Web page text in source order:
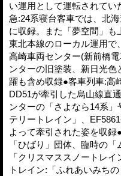
い運用として運転されてい
急:24系寝台客車では、北
に収録。また「夢空間」も
東北本線のローカル運用で
高崎車両センター(新前橋
ンターの旧塗装、新日光
躍も含め収録●客車列車:高
DD51が牽引した烏山線直
ンターの「さよなら14系
テリートレイン」、
よって牽引された姿を収
「ひばり」団体、臨時の
「クリスマススノートレ
トレイン:「ふれあいみち